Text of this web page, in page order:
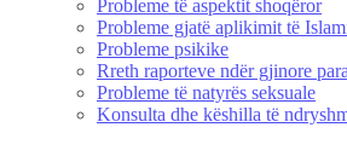
Probleme të aspektit shoqëror
Probleme gjatë aplikimit të
Probleme psikike
Rreth raporteve ndër gjinore
Probleme të natyrës seksuale
Konsulta dhe këshilla të